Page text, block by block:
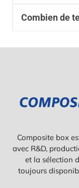
Combien de
Composite box
avec R&D,
et la sélection
toujours